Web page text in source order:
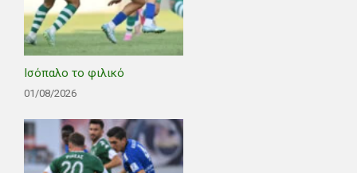
Ισόπαλο το φιλικό
01/08/2026